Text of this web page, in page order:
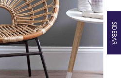
SIDEBAR